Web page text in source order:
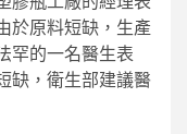
於原料短缺，生產
罕的一名醫生表
缺，衛生部建議醫